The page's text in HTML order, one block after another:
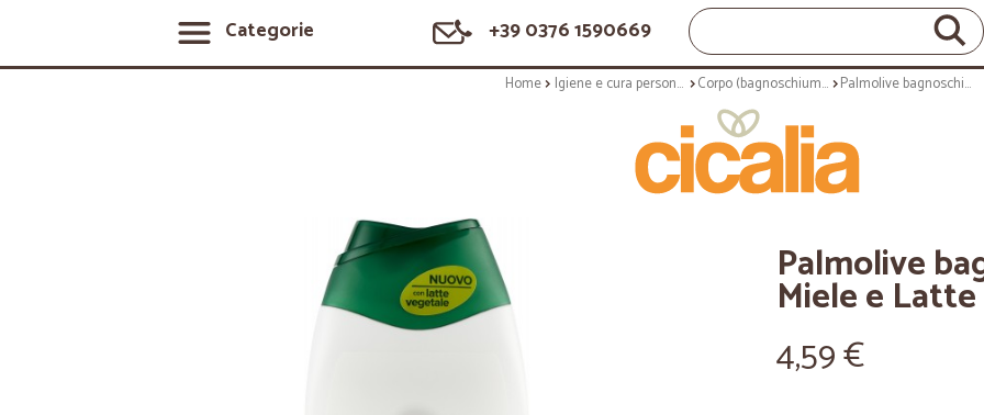
Categorie +39 0376 1590669
Home Igiene e cura personale Corpo (bagnoschiuma, crema corpo) Palmolive bagnoschiuma Naturals Miele e Latte idratante 500 ml
Palmolive
Miele e
4,59 €